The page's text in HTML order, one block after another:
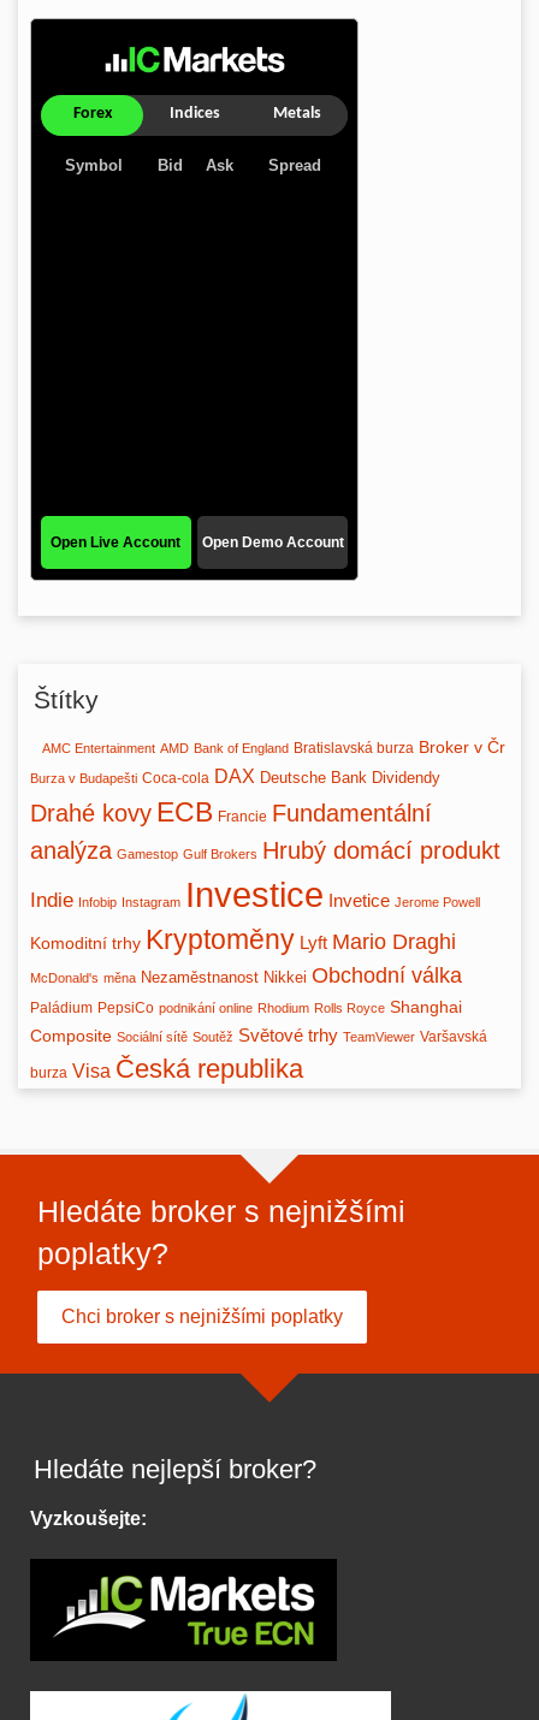
Štítky
AMC Entertainment AMD Bank of England Bratislavská burza Broker v Čr
Burza v Budapešti Coca-cola DAX Deutsche Bank Dividendy
Drahé kovy ECB Francie Fundamentální
analýza Gamestop Gulf Brokers Hrubý domácí produkt
Indie Infobip Instagram Investice Invetice Jerome Powell
Komoditní trhy Kryptoměny Lyft Mario Draghi
McDonald's měna Nezaměstnanost Nikkei Obchodní válka
Paládium PepsiCo podnikání online Rhodium Rolls Royce Shanghai
Composite Sociální sítě Soutěž Světové trhy TeamViewer Varšavská
burza Visa Česká republika
Hledáte broker s nejnižšími
poplatky?
Chci broker s nejnižšími poplatky
Hledáte nejlepší broker?
Vyzkoušejte: